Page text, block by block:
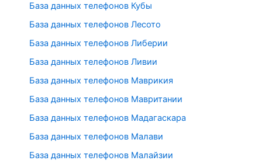
База данных телефонов Кубы
База данных телефонов Лесото
База данных телефонов Либерии
База данных телефонов Ливии
База данных телефонов Маврикия
База данных телефонов Мавритании
База данных телефонов Мадагаскара
База данных телефонов Малави
База данных телефонов Малайзии